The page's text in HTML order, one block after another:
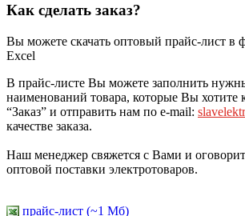
Как сделать заказ?
Вы можете скачать оптовый прайс-лист в
Excel
В прайс-листе Вы можете заполнить
наименований товара, которые Вы хотите
“Заказ” и отправить нам по e-mail:
качестве заказа.
Наш менеджер свяжется с Вами и
оптовой поставки электротоваров.
прайс-лист (~1 Мб)